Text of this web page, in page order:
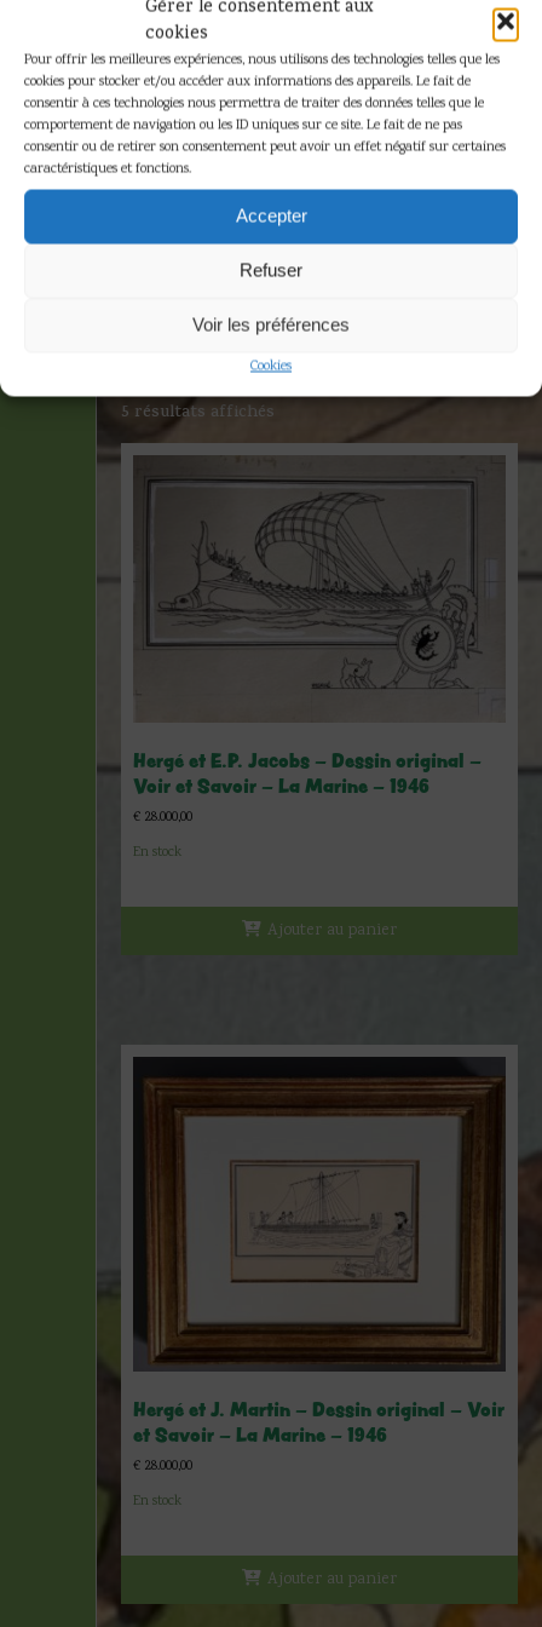
Gérer le consentement aux
cookies
Pour offrir les meilleures expériences, nous utilisons des technologies telles que les
cookies pour stocker et/ou accéder aux informations des appareils. Le fait de
consentir à ces technologies nous permettra de traiter des données telles que le
comportement de navigation ou les ID uniques sur ce site. Le fait de ne pas
consentir ou de retirer son consentement peut avoir un effet négatif sur certaines
caractéristiques et fonctions.
Accepter
Refuser
Voir les préférences
Cookies
Gouache
blanche
Accueil»Gouache blanche
5 résultats affichés
Hergé et E.P. Jacobs – Dessin original –
Voir et Savoir – La Marine – 1946
€ 28.000,00
En stock
Ajouter au panier
Hergé et J. Martin – Dessin original – Voir
et Savoir – La Marine – 1946
€ 28.000,00
En stock
Ajouter au panier